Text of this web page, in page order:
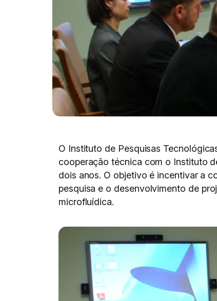
O Instituto de Pesquisas
cooperação técnica com o Instituto
dois anos. O objetivo é incentivar a
pesquisa e o desenvolvimento de
microfluídica.